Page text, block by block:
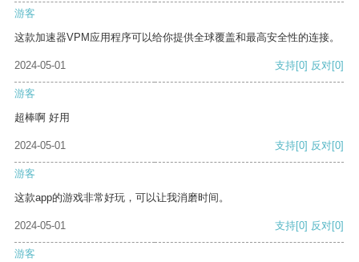
游客
这款加速器VPM应用程序可以给你提供全球覆盖和最高安全性的连接。
2024-05-01 支持[0] 反对[0]
游客
超棒啊 好用
2024-05-01 支持[0] 反对[0]
游客
这款app的游戏非常好玩，可以让我消磨时间。
2024-05-01 支持[0] 反对[0]
游客